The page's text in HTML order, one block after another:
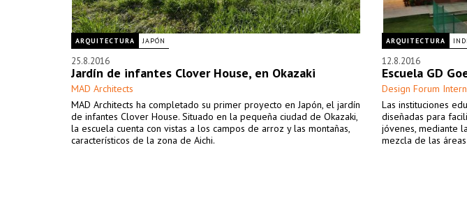
ARQUITECTURA JAPÓN
25.8.2016
Jardín de infantes Clover House, en Okazaki
MAD Architects
MAD Architects ha completado su primer proyecto en Japón, el jardín
de infantes Clover House. Situado en la pequeña ciudad de Okazaki,
la escuela cuenta con vistas a los campos de arroz y las montañas,
característicos de la zona de Aichi.
ARQUITECTURA
12.8.2016
Escuela GD
Design Forum
Las instituciones
diseñadas para
jóvenes, mediante
mezcla de las